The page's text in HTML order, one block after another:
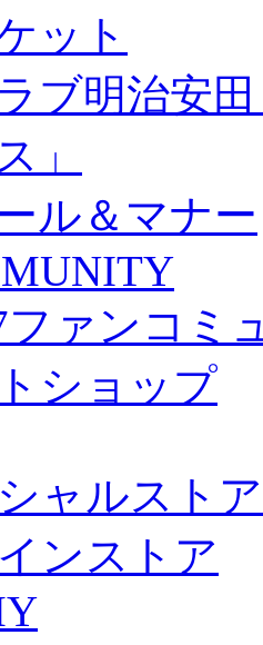
ット
ブ明治安
」
ル＆マナー
ファンコミ
ショップ
ャルスト
ンストア